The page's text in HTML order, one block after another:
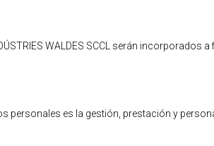
WALDES SCCL serán incorporados
personales es la gestión, prestación y